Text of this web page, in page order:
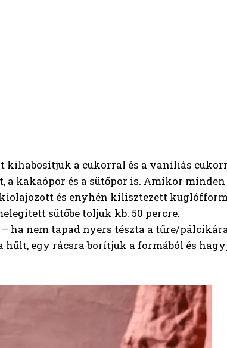
kihabosítjuk a cukorral és a vaníliás
a kakaópor és a sütőpor is. Amikor
és enyhén kilisztezett
sütőbe toljuk kb. 50 percre.
ha nem tapad nyers tészta a tűre/
hűlt, egy rácsra borítjuk a formából és